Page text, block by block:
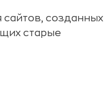
сайтов, созданных
старые